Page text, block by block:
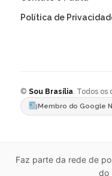
Política de
© Sou Brasília. Todos os
Membro do Google
Faz parte da rede de
do